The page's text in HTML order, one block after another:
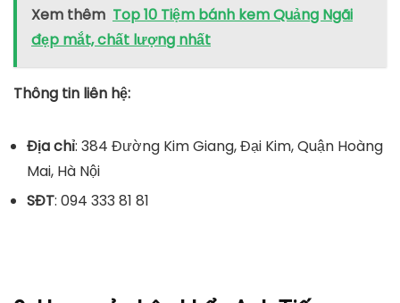
Xem thêm Top 10 Tiệm bánh kem Quảng Ngãi
đẹp mắt, chất lượng nhất
Thông tin liên hệ:
Địa chỉ: 384 Đường Kim Giang, Đại Kim, Quận Hoàng
Mai, Hà Nội
SĐT: 094 333 81 81